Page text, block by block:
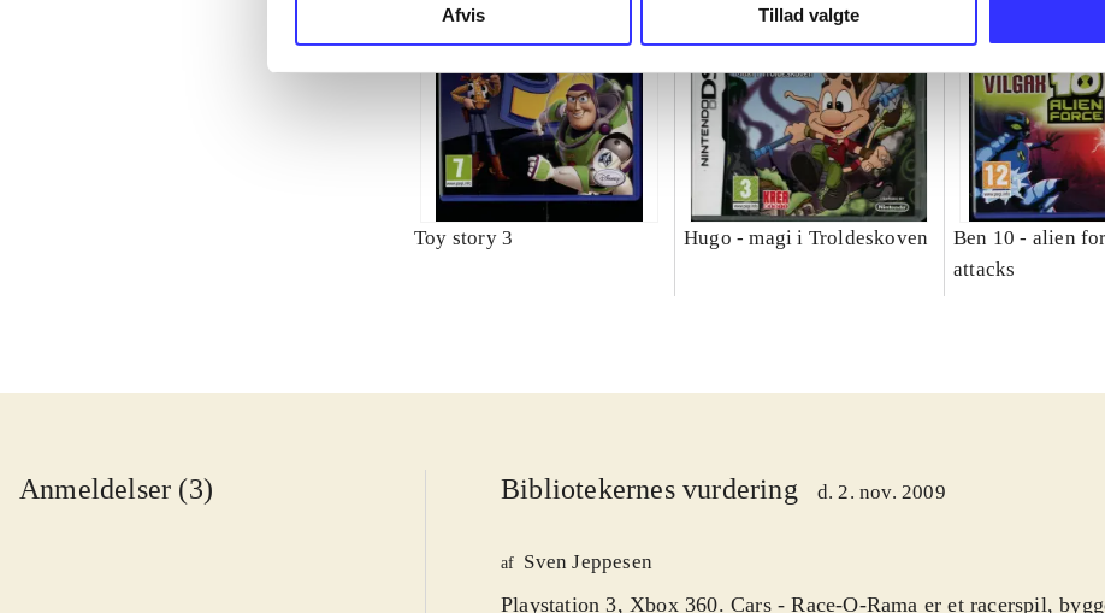
Afvis Tillad valgte
Toy story 3 Hugo - magi i Troldeskoven
Ben 10 - alien
attacks
Anmeldelser (3) Bibliotekernes vurdering d. 2. nov. 2009
af Sven Jeppesen
Playstation 3, Xbox 360. Cars - Race-O-Rama er et racerspil,